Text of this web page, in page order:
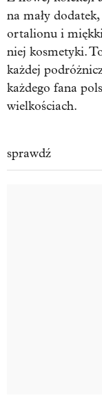
na mały
ortalionu i
niej kosmetyki.
każdej
każdego fana
wielkościach.
sprawdź